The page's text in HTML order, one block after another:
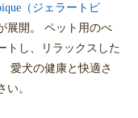
（ジェラートピ
展開。 ペット用のべ
トし、リラックスした
愛犬の健康と快適さ
。